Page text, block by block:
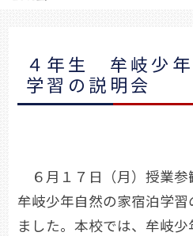
４年生 牟岐少年
学習の説明会
６月１７日（月）授業参
牟岐少年自然の家宿泊学
ました。本校では、牟岐